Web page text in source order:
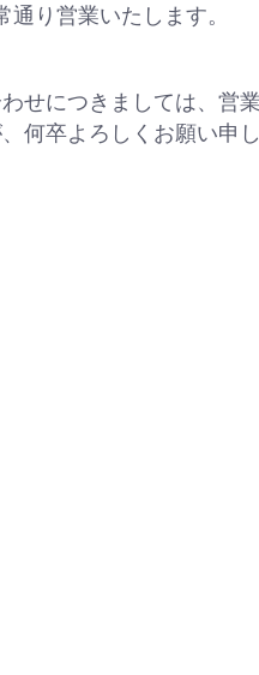
り営業いたします。
せにつきましては、営
何卒よろしくお願い申